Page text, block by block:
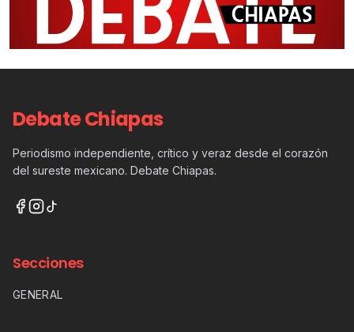
Debate Chiapas
Periodismo independiente, crítico y veraz desde el corazón
del sureste mexicano. Debate Chiapas.
Secciones
GENERAL